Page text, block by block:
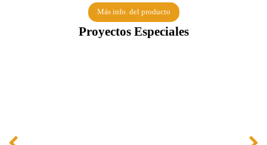
Más info. del producto
Proyectos Especiales